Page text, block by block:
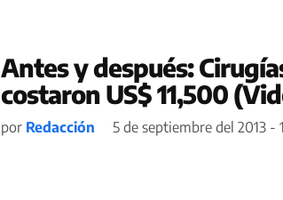
Antes y después:
costaron US$ 11,500
por Redacción 5 de septiembre del 2013 -